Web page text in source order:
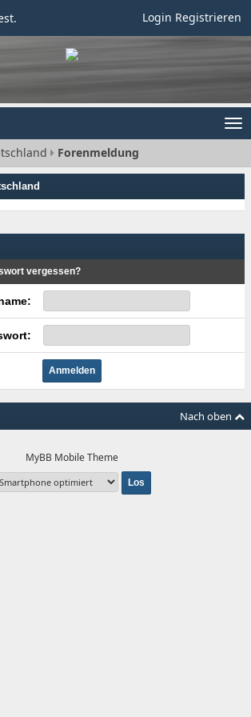
Login Registrieren
Forenmeldung
vergessen?
Nach oben
MyBB Mobile Theme